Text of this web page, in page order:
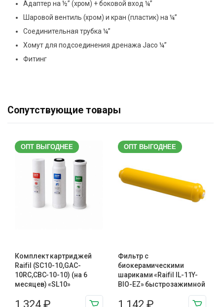
Адаптер на ½” (хром) + боковой вход ¼”
Шаровой вентиль (хром) и кран (пластик) на ¼”
Соединительная трубка ¼”
Хомут для подсоединения дренажа Jaco ¼”
Фитинг
Сопутствующие товары
ОПТ ВЫГОДНЕЕ
Комплект картриджей
Raifil (SC10-10,GAC-
10RC,CBC-10-10) (на 6
месяцев) «SL10»
1 324 ₽
ОПТ ВЫГОДНЕЕ
Фильтр с
биокерамическими
шариками «Raifil IL-11Y-
BIO-EZ» быстрозажимной
1 142 ₽